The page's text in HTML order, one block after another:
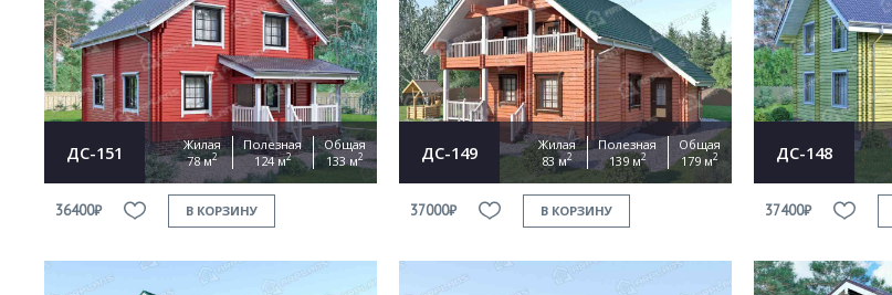
ДС-151
Жилая
78 м2
Полезная
124 м2
Общая
133 м2
36400₽ В КОРЗИНУ
ДС-149
Жилая
83 м2
Полезная
139 м2
Общая
179 м2
37000₽ В КОРЗИНУ
ДС-148
37400₽